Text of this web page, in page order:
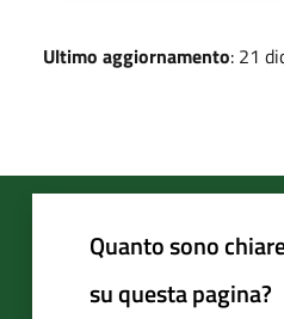
Ultimo aggiornamento: 21
Quanto sono
su questa pagina?